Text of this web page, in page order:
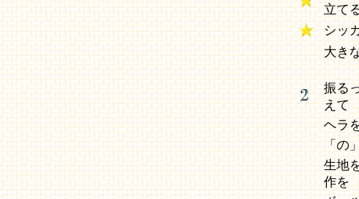
立て
シッ
大き
振る
えて
ヘラ
「の
生地
作を